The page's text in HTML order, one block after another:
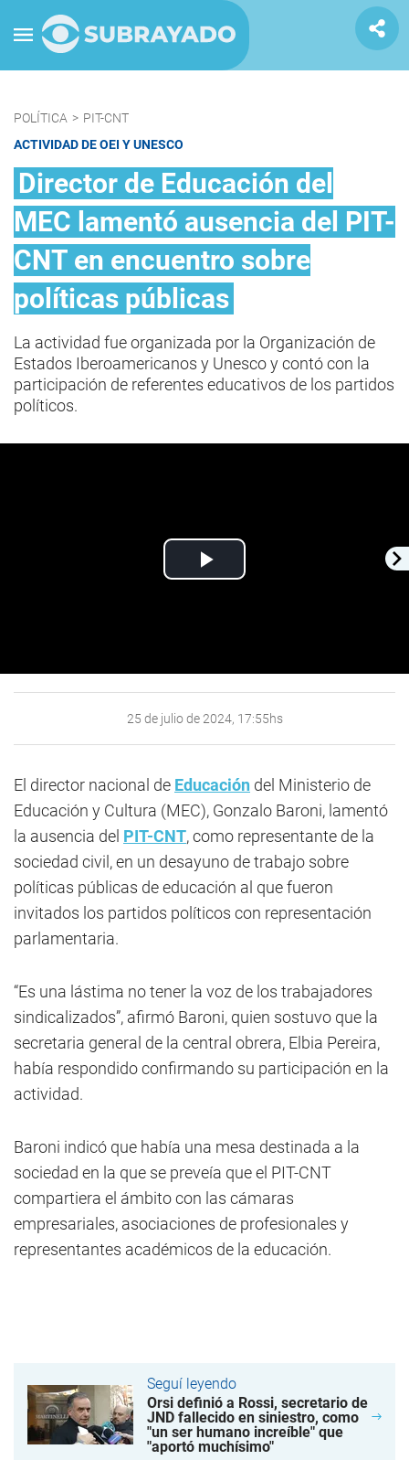
POLÍTICA > PIT-CNT
ACTIVIDAD DE OEI Y UNESCO
Director de Educación del
MEC lamentó ausencia del PIT-
CNT en encuentro sobre
políticas públicas
La actividad fue organizada por la Organización de
Estados Iberoamericanos y Unesco y contó con la
participación de referentes educativos de los partidos
políticos.
Play
25 de julio de 2024, 17:55hs
El director nacional de Educación del Ministerio de
Educación y Cultura (MEC), Gonzalo Baroni, lamentó
la ausencia del PIT-CNT, como representante de la
sociedad civil, en un desayuno de trabajo sobre
políticas públicas de educación al que fueron
invitados los partidos políticos con representación
parlamentaria.
“Es una lástima no tener la voz de los trabajadores
sindicalizados”, afirmó Baroni, quien sostuvo que la
secretaria general de la central obrera, Elbia Pereira,
había respondido confirmando su participación en la
actividad.
Baroni indicó que había una mesa destinada a la
sociedad en la que se preveía que el PIT-CNT
compartiera el ámbito con las cámaras
empresariales, asociaciones de profesionales y
representantes académicos de la educación.
Seguí leyendo
Orsi definió a Rossi, secretario de
JND fallecido en siniestro, como
"un ser humano increíble" que
"aportó muchísimo"